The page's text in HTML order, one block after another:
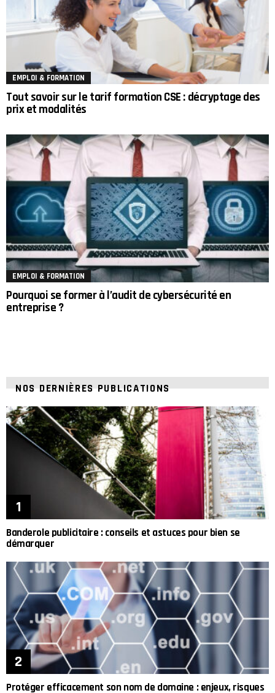
EMPLOI & FORMATION
Tout savoir sur le tarif formation CSE : décryptage des
prix et modalités
EMPLOI & FORMATION
Pourquoi se former à l’audit de cybersécurité en
entreprise ?
NOS DERNIÈRES PUBLICATIONS
Banderole publicitaire : conseils et astuces pour bien se
démarquer
Protéger efficacement son nom de domaine : enjeux, risques